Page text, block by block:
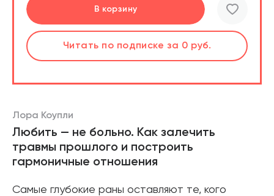
В корзину
В корзине
Читать по подписке за 0 руб.
Перейти
Читать по подписке за 0 руб.
Перейти
Слушатьпо подпискеза 0 руб.
Лора Коупли
Любить — не больно. Как залечить
травмы прошлого и построить
гармоничные отношения
Самые глубокие раны оставляют те, кого